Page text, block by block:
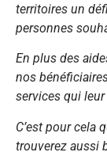
territoires un
personnes
En plus des
nos
services qui
C’est pour cela
trouverez aussi